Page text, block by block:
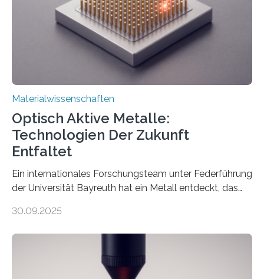
Materialwissenschaften
Optisch Aktive Metalle:
Technologien Der Zukunft
Entfaltet
Ein internationales Forschungsteam unter Federführung
der Universität Bayreuth hat ein Metall entdeckt, das
Dadurch ist es in der Lage, eine sogenannte zweite
Nichtmetallen vorkommt und insbesondere für
Sensorik und Elektrotechnik von Interesse ist. Über ihre
30.09.2025